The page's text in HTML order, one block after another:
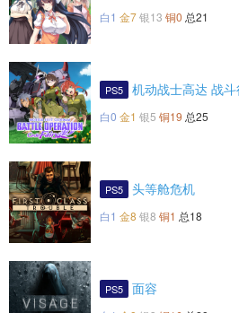
白1 金7银13 铜0 总21
PS5 机动战士高达 战
白0 金1 银5 铜19 总25
PS5 头等舱危机
白1 金8 银8 铜1 总18
PS5 面容